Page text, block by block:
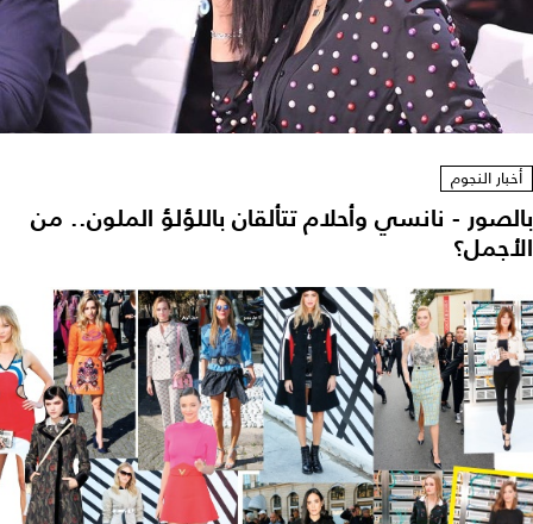
أخبار النجوم
بالصور - نانسي وأحلام تتألقان باللؤلؤ الملون.. من
الأجمل؟